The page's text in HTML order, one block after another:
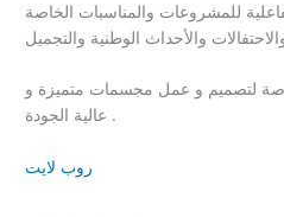
للمشروعات والمناسبات الخاصة
لتصميم و عمل مجسمات متميزة و
عالية الجودة .
روب لايت